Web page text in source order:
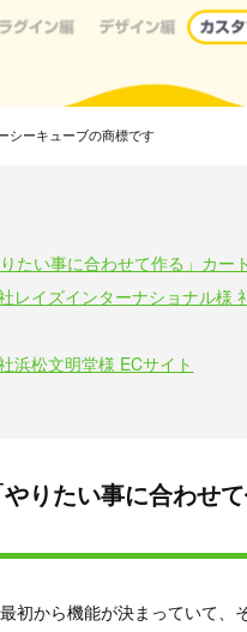
シーキューブの商標です
たい事に合わせて作る」カート
レイズインターナショナル様
浜松文明堂様 ECサイト
りたい事に合わせ
初から機能が決まっていて、